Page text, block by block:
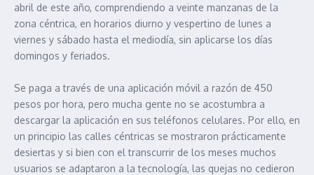
abril de este año, comprendiendo a veinte manzanas de la
zona céntrica, en horarios diurno y vespertino de lunes a
viernes y sábado hasta el mediodía, sin aplicarse los días
domingos y feriados.
Se paga a través de una aplicación móvil a razón de 450
pesos por hora, pero mucha gente no se acostumbra a
descargar la aplicación en sus teléfonos celulares. Por ello, en
un principio las calles céntricas se mostraron prácticamente
desiertas y si bien con el transcurrir de los meses muchos
usuarios se adaptaron a la tecnología, las quejas no cedieron